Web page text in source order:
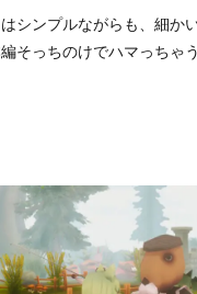
シンプルながらも、細か
そっちのけでハマっちゃ